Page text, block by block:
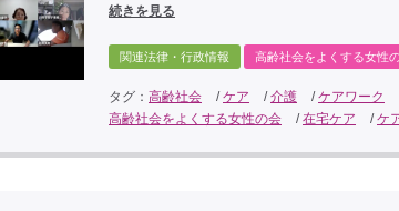
続きを見る
関連法律・行政情報 高齢社会をよくする女性
タグ： 高齢社会 /ケア /介護 /ケアワーク
高齢社会をよくする女性の会
/在宅ケア /ケ